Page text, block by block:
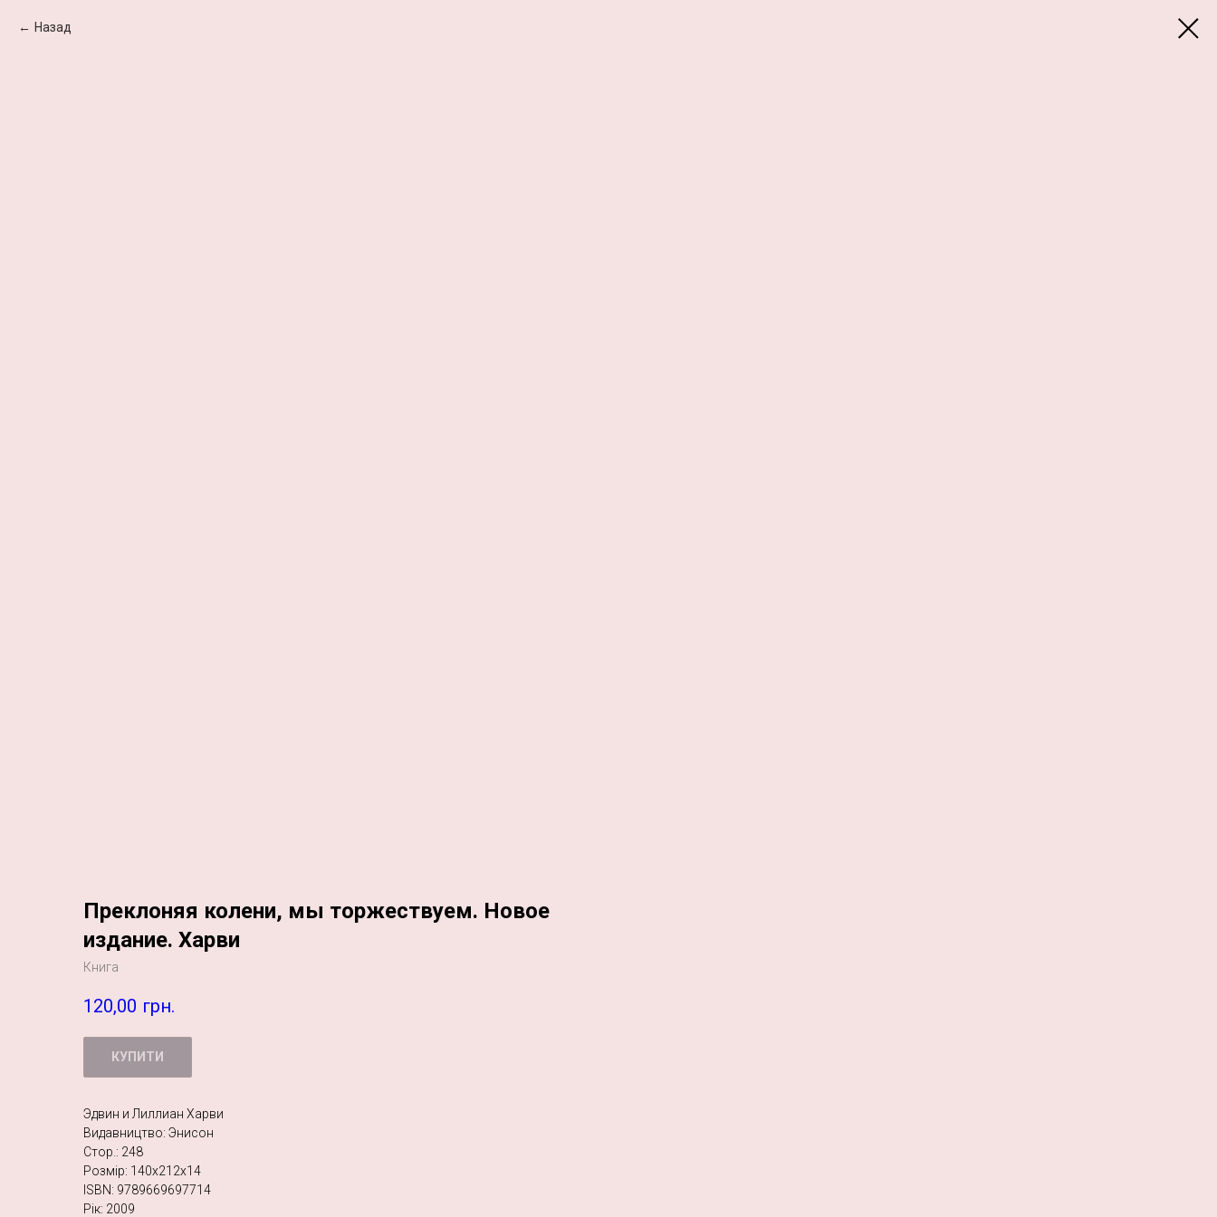
Назад
Преклоняя колени, мы торжествуем. Новое
издание. Харви
Книга
120,00 грн.
КУПИТИ
Эдвин и Лиллиан Харви
Видавництво: Энисон
Стор.: 248
Розмір: 140х212х14
ISBN: 9789669697714
Рік: 2009